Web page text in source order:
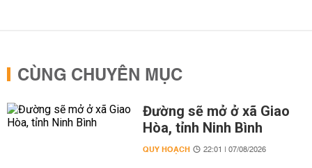
CÙNG CHUYÊN MỤC
Đường sẽ mở ở xã Giao
Hòa, tỉnh Ninh Bình
QUY HOẠCH 22:01 | 07/08/2026